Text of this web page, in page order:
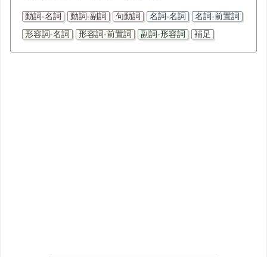
動詞-名詞 動詞-副詞 句動詞 名詞-名詞
名詞-前置詞
形容詞-名詞
形容詞-前置詞 副詞-形容詞 補足